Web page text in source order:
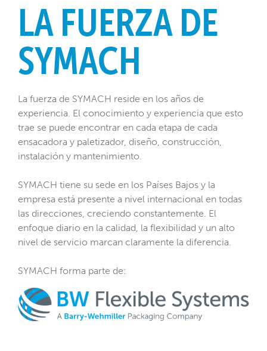
LA FUERZA DE
SYMACH
La fuerza de SYMACH reside en los años de
experiencia. El conocimiento y experiencia que esto
trae se puede encontrar en cada etapa de cada
ensacadora y paletizador, diseño, construcción,
instalación y mantenimiento.
SYMACH tiene su sede en los Países Bajos y la
empresa está presente a nivel internacional en todas
las direcciones, creciendo constantemente. El
enfoque diario en la calidad, la flexibilidad y un alto
nivel de servicio marcan claramente la diferencia.
SYMACH forma parte de: